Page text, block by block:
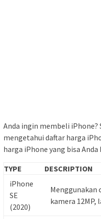
Anda ingin membeli iPhone?
mengetahui daftar harga
harga iPhone yang bisa
TYPE
DESCRIPTION
iPhone
SE
(2020)
Menggunakan
kamera 12MP,